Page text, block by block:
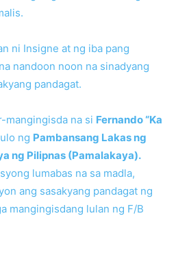
ni Insigne at ng iba pang
nandoon noon na sinadyang
pandagat.
mangingisda na si Fernando “Ka
ng Pambansang Lakas ng
ng Pilipnas (Pamalakaya).
lumabas na sa madla,
ang sasakyang pandagat ng
mangingisdang lulan ng F/B